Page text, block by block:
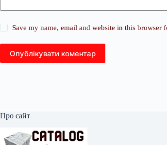
Save my name, email and website in this browser
Опублікувати коментар
Про сайт